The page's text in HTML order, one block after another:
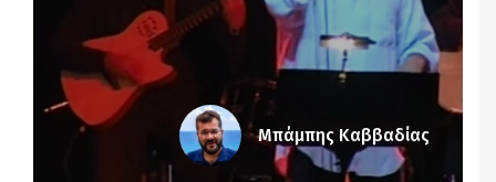
Μπάμπης Καββαδίας